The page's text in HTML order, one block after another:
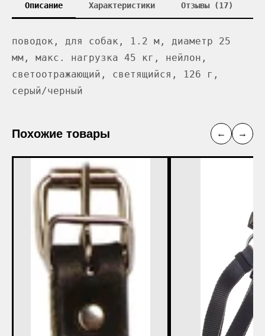
Описание Характеристики Отзывы (17)
поводок, для собак, 1.2 м, диаметр 25
мм, макс. нагрузка 45 кг, нейлон,
светоотражающий, светящийся, 126 г,
серый/черный
Похожие товары ← →